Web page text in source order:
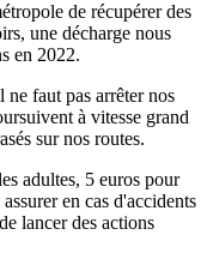
de récupérer des
une décharge nous
en 2022.
faut pas arrêter nos
à vitesse grand
sur nos routes.
adultes, 5 euros pour
en cas d'accidents
lancer des actions